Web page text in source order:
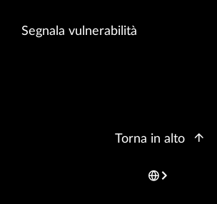
Segnala vulnerabilità
Torna in alto